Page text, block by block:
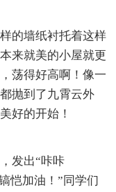
的墙纸衬托着这样
来就美的小屋就更
荡得好高啊！像一
抛到了九霄云外
好的开始！
发出“咔咔
恺加油！”同学们